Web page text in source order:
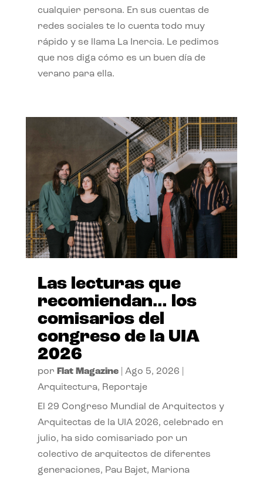
cualquier persona. En sus cuentas de
redes sociales te lo cuenta todo muy
rápido y se llama La Inercia. Le pedimos
que nos diga cómo es un buen día de
verano para ella.
Las lecturas que
recomiendan… los
comisarios del
congreso de la UIA
2026
por Flat Magazine| Ago 5, 2026
Arquitectura, Reportaje
El 29 Congreso Mundial de Arquitectos y
Arquitectas de la UIA 2026, celebrado en
julio, ha sido comisariado por un
colectivo de arquitectos de diferentes
generaciones, Pau Bajet, Mariona